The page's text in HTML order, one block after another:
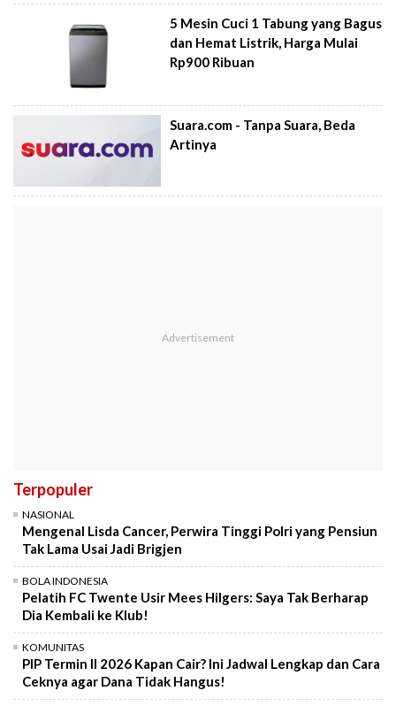
5 Mesin Cuci 1 Tabung yang Bagus
dan Hemat Listrik, Harga Mulai
Rp900 Ribuan
Suara.com - Tanpa Suara, Beda
Artinya
Terpopuler
NASIONAL
Mengenal Lisda Cancer, Perwira Tinggi Polri yang Pensiun
Tak Lama Usai Jadi Brigjen
BOLA INDONESIA
Pelatih FC Twente Usir Mees Hilgers: Saya Tak Berharap
Dia Kembali ke Klub!
KOMUNITAS
PIP Termin II 2026 Kapan Cair? Ini Jadwal Lengkap dan Cara
Ceknya agar Dana Tidak Hangus!